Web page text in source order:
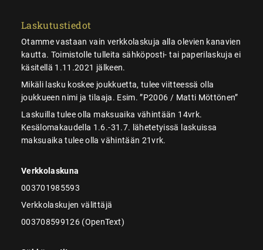
Laskutustiedot
Otamme vastaan vain verkkolaskuja alla olevien kanavien
kautta. Toimistolle tulleita sähköposti- tai paperilaskuja ei
käsitellä 1.11.2021 jälkeen.
Mikäli lasku koskee joukkuetta, tulee viitteessä olla
joukkueen nimi ja tilaaja. Esim. ”P2006 / Matti Möttönen”
Laskuilla tulee olla maksuaika vähintään 14vrk.
Kesälomakaudella 1.6.-31.7. lähetetyissä laskuissa
maksuaika tulee olla vähintään 21vrk.
Verkkolaskuna
003701985593
Verkkolaskujen välittäjä
003708599126 (OpenText)